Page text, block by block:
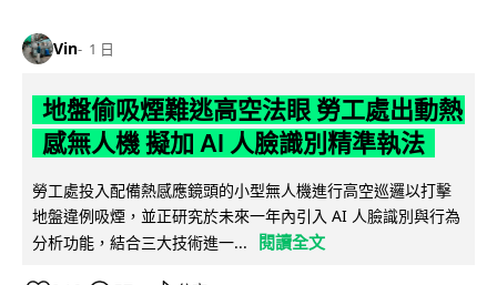
Vin 1 日
地盤偷吸煙難逃高空法眼 勞工處出動熱
感無人機 擬加 AI 人臉識別精準執法
勞工處投入配備熱感應鏡頭的小型無人機進行高空巡邏以打擊
地盤違例吸煙，並正研究於未來一年內引入 AI 人臉識別與行為
分析功能，結合三大技術進一...
閱讀全文